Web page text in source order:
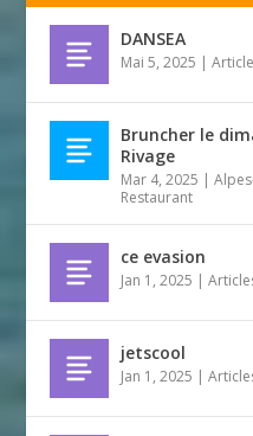
DANSEA
Mai 5, 2025 |
Bruncher le
Rivage
Mar 4, 2025 |
Restaurant
ce evasion
Jan 1, 2025 |
jetscool
Jan 1, 2025 |